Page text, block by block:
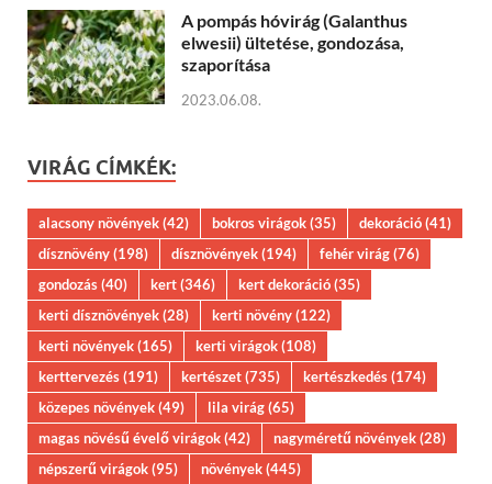
A pompás hóvirág (Galanthus
elwesii) ültetése, gondozása,
szaporítása
2023.06.08.
VIRÁG CÍMKÉK:
alacsony növények(42) bokros virágok(35) dekoráció(41)
dísznövény(198) dísznövények(194) fehér virág(76)
gondozás(40) kert(346) kert dekoráció(35)
kerti dísznövények(28) kerti növény(122)
kerti növények(165) kerti virágok(108)
kerttervezés(191) kertészet(735) kertészkedés(174)
közepes növények(49) lila virág(65)
magas növésű évelő virágok(42) nagyméretű növények(28)
népszerű virágok(95) növények(445)